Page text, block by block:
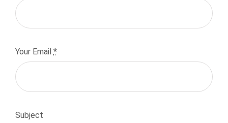
Your Email *
Subject